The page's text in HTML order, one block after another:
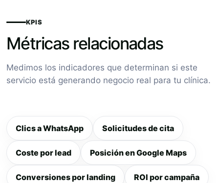
KPIS
Métricas relacionadas
Medimos los indicadores que determinan si este
servicio está generando negocio real para tu clínica.
Clics a WhatsApp Solicitudes de cita
Coste por lead Posición en Google Maps
Conversiones por landing ROI por campaña